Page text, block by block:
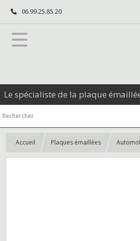
06.99.25.85.20
Le spécialiste de la plaque
Accueil Plaques émaillées